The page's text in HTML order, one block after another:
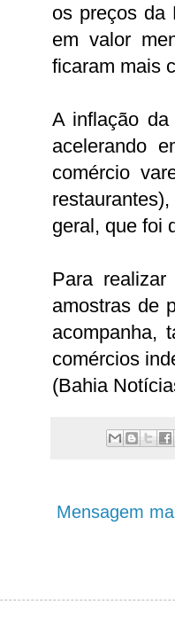
os preços da
em valor
ficaram mais
A inflação
acelerando
comércio
geral, que foi
Para
amostras de
acompanha,
comércios
(Bahia
Mensagem